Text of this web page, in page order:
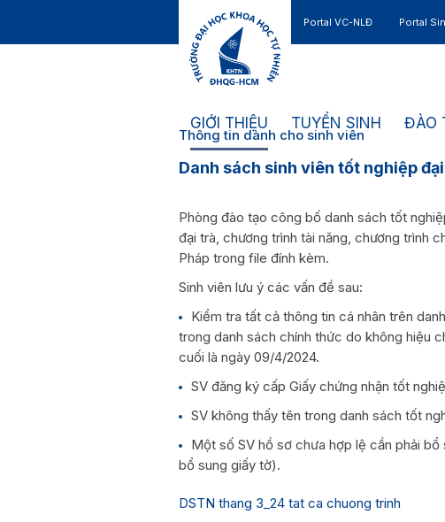
Portal VC-NLĐ Portal
GIỚI THIỆU TUYỂN SINH ĐÀO
Thông tin dành cho sinh viên
Danh sách sinh viên tốt nghiệp
Phòng đào tạo công bố danh sách tốt
đại trà, chương trình tài năng, chương trình
Pháp trong file đính kèm.
Sinh viên lưu ý các vấn đề sau:
Kiểm tra tất cả thông tin cá nhân trên
trong danh sách chính thức do không hiệu
cuối là ngày 09/4/2024.
SV đăng ký cấp Giấy chứng nhận tốt
SV không thấy tên trong danh sách tốt
Một số SV hồ sơ chưa hợp lệ cần phải
bổ sung giấy tờ).
DSTN thang 3_24 tat ca chuong trinh